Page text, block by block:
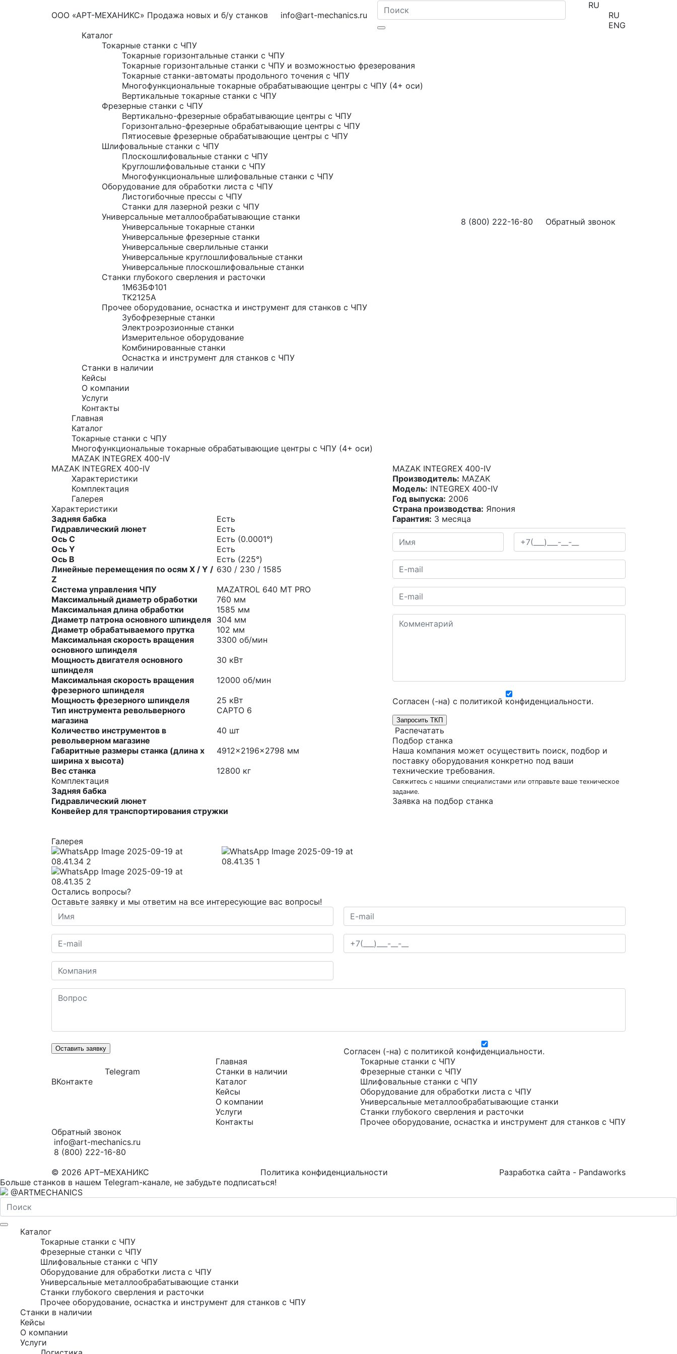
ООО «АРТ-МЕХАНИКС» Продажа новых и б/у станков info@art-mechanics.ru
RU
RU
ENG
Каталог
Токарные станки с ЧПУ
Токарные горизонтальные станки с ЧПУ
Токарные горизонтальные станки с ЧПУ и возможностью фрезерования
Токарные станки-автоматы продольного точения с ЧПУ
Многофункциональные токарные обрабатывающие центры с ЧПУ (4+ оси)
Вертикальные токарные станки с ЧПУ
Фрезерные станки с ЧПУ
Вертикально-фрезерные обрабатывающие центры с ЧПУ
Горизонтально-фрезерные обрабатывающие центры с ЧПУ
Пятиосевые фрезерные обрабатывающие центры с ЧПУ
Шлифовальные станки с ЧПУ
Плоскошлифовальные станки с ЧПУ
Круглошлифовальные станки с ЧПУ
Многофункциональные шлифовальные станки с ЧПУ
Оборудование для обработки листа с ЧПУ
Листогибочные прессы с ЧПУ
Станки для лазерной резки с ЧПУ
Универсальные металлообрабатывающие станки
Универсальные токарные станки
Универсальные фрезерные станки
Универсальные сверлильные станки
Универсальные круглошлифовальные станки
Универсальные плоскошлифовальные станки
Станки глубокого сверления и расточки
1М63БФ101
TK2125A
Прочее оборудование, оснастка и инструмент для станков с ЧПУ
Зубофрезерные станки
Электроэрозионные станки
Измерительное оборудование
Комбинированные станки
Оснастка и инструмент для станков с ЧПУ
Станки в наличии
Кейсы
О компании
Услуги
Контакты
8 (800) 222-16-80 Обратный звонок
Главная
Каталог
Токарные станки с ЧПУ
Многофункциональные токарные обрабатывающие центры с ЧПУ (4+ оси)
MAZAK INTEGREX 400-IV
MAZAK INTEGREX 400-IV
Характеристики
Комплектация
Галерея
Характеристики
Задняя бабка
Есть
Гидравлический люнет
Есть
Ось С
Есть (0.0001°)
Ось Y
Есть
Ось B
Есть (225°)
Линейные перемещения по осям X / Y /
Z
630 / 230 / 1585
Система управления ЧПУ
МAZАТROL 640 MT PRO
Максимальный диаметр обработки
760 мм
Максимальная длина обработки
1585 мм
Диаметр патрона основного шпинделя 304 мм
Диаметр обрабатываемого прутка
102 мм
Максимальная скорость вращения
основного шпинделя
3300 об/мин
Мощность двигателя основного
шпинделя
30 кВт
Максимальная скорость вращения
фрезерного шпинделя
12000 об/мин
Мощность фрезерного шпинделя
25 кВт
Тип инструмента револьверного
магазина
CAPTO 6
Количество инструментов в
револьверном магазине
40 шт
Габаритные размеры станка (длина х
ширина х высота)
4912x2196x2798 мм
Вес станка
12800 кг
Комплектация
Задняя бабка
Гидравлический люнет
Конвейер для транспортирования стружки
Галерея
MAZAK INTEGREX 400-IV
Производитель: MAZAK
Модель: INTEGREX 400-IV
Год выпуска: 2006
Страна производства: Япония
Гарантия: 3 месяца
Согласен (-на) с политикой конфиденциальности.
Запросить ТКП
Распечатать
Подбор станка
Наша компания может осуществить поиск, подбор и
поставку оборудования конкретно под ваши
технические требования.
Свяжитесь с нашими специалистами или отправьте ваше техническое
задание.
Заявка на подбор станка
Остались вопросы?
Оставьте заявку и мы ответим на все интересующие вас вопросы!
Оставить заявку Согласен (-на) с политикой конфиденциальности.
ВКонтакте
Telegram
Главная
Станки в наличии
Каталог
Кейсы
О компании
Услуги
Контакты
Токарные станки с ЧПУ
Фрезерные станки с ЧПУ
Шлифовальные станки с ЧПУ
Оборудование для обработки листа с ЧПУ
Универсальные металлообрабатывающие станки
Станки глубокого сверления и расточки
Прочее оборудование, оснастка и инструмент для станков с ЧПУ
Обратный звонок
info@art-mechanics.ru
8 (800) 222-16-80
© 2026 АРТ–МЕХАНИКС
Политика конфиденциальности
Разработка сайта - Pandaworks
Больше станков в нашем Telegram-канале, не забудьте подписаться!
@ARTMECHANICS
Каталог
Токарные станки с ЧПУ
Фрезерные станки с ЧПУ
Шлифовальные станки с ЧПУ
Оборудование для обработки листа с ЧПУ
Универсальные металлообрабатывающие станки
Станки глубокого сверления и расточки
Прочее оборудование, оснастка и инструмент для станков с ЧПУ
Станки в наличии
Кейсы
О компании
Услуги